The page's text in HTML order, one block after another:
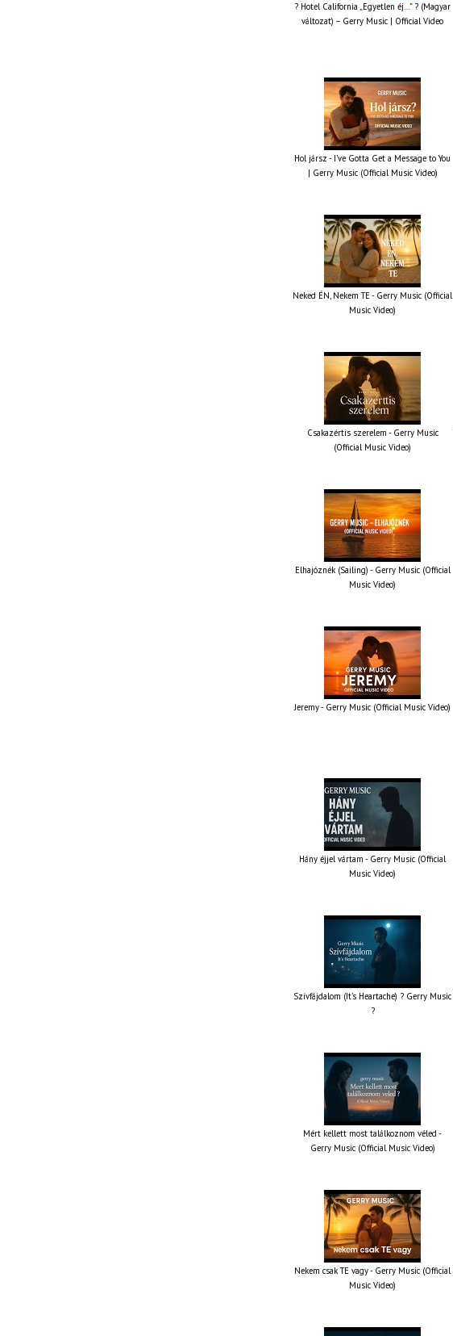
? Hotel California „Egyetlen éj…” ? (Magyar
változat) – Gerry Music | Official Video
Hol jársz - I've Gotta Get a Message to You
| Gerry Music (Official Music Video)
Neked ÉN, Nekem TE - Gerry Music (Official
Music Video)
Csakazértis szerelem - Gerry Music
(Official Music Video)
Elhajóznék (Sailing) - Gerry Music (Official
Music Video)
Jeremy - Gerry Music (Official Music Video)
Hány éjjel vártam - Gerry Music (Official
Music Video)
Szívfájdalom (It’s Heartache) ? Gerry Music
?
Mért kellett most találkoznom véled -
Gerry Music (Official Music Video)
Nekem csak TE vagy - Gerry Music (Official
Music Video)